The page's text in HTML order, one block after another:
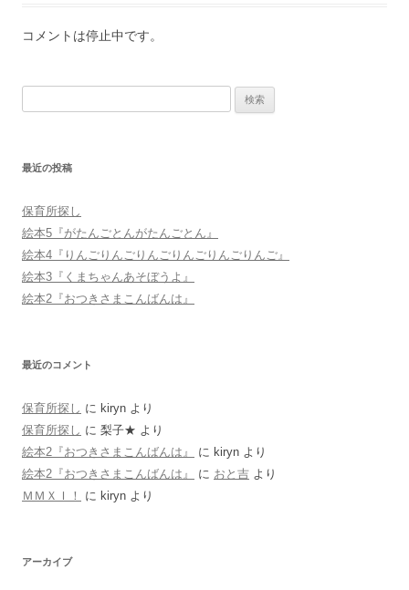
コメントは停止中です。
最近の投稿
保育所探し
絵本5『がたんごとんがたんごとん』
絵本4『りんごりんごりんごりんごりんごりんご』
絵本3『くまちゃんあそぼうよ』
絵本2『おつきさまこんばんは』
最近のコメント
保育所探し に kiryn より
保育所探し に 梨子★ より
絵本2『おつきさまこんばんは』
に kiryn より
絵本2『おつきさまこんばんは』
に おと吉 より
ＭＭＸＩ！
に kiryn より
アーカイブ